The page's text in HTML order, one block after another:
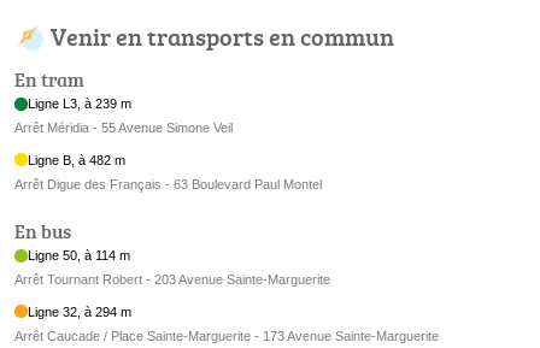
Venir en transports en commun
En tram
Ligne L3, à 239 m
Arrêt Méridia - 55 Avenue Simone Veil
Ligne B, à 482 m
Arrêt Digue des Français - 63 Boulevard Paul Montel
En bus
Ligne 50, à 114 m
Arrêt Tournant Robert - 203 Avenue Sainte-Marguerite
Ligne 32, à 294 m
Arrêt Caucade / Place Sainte-Marguerite - 173 Avenue Sainte-Marguerite